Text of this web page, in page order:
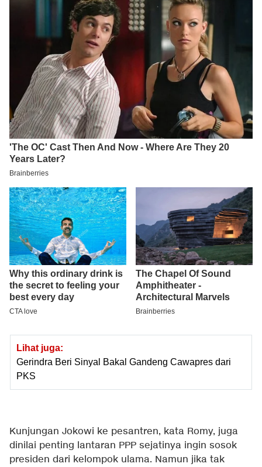
Lihat juga:
Gerindra Beri Sinyal Bakal Gandeng Cawapres dari
PKS
Kunjungan Jokowi ke pesantren, kata Romy, juga
dinilai penting lantaran PPP sejatinya ingin sosok
presiden dari kelompok ulama. Namun jika tak